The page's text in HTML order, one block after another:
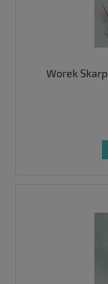
Worek